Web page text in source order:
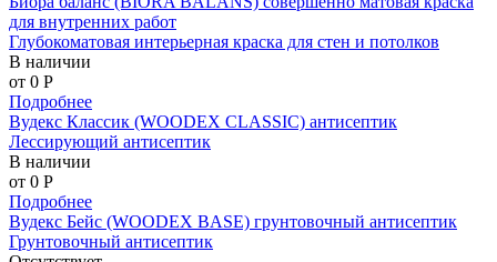
для внутренних работ
Глубокоматовая интерьерная краска для стен и потолков
В наличии
от 0 P
Подробнее
Вудекс Классик (WOODEX CLASSIC) антисептик
Лессирующий антисептик
В наличии
от 0 P
Подробнее
Вудекс Бейс (WOODEX BASE) грунтовочный антисептик
Грунтовочный антисептик